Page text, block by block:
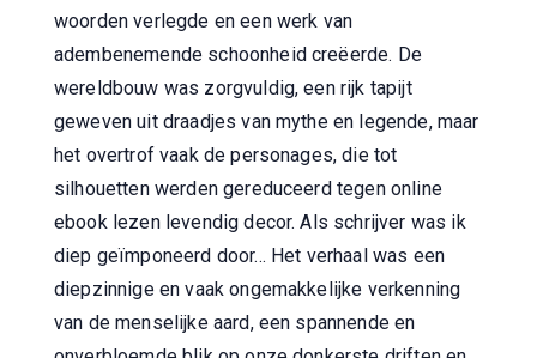
woorden verlegde en een werk van
adembenemende schoonheid creëerde. De
wereldbouw was zorgvuldig, een rijk tapijt
geweven uit draadjes van mythe en legende, maar
het overtrof vaak de personages, die tot
silhouetten werden gereduceerd tegen online
ebook lezen levendig decor. Als schrijver was ik
diep geïmponeerd door... Het verhaal was een
diepzinnige en vaak ongemakkelijke verkenning
van de menselijke aard, een spannende en